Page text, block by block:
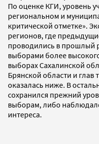
По оценке КГИ, уровень
региональном и
критической отметке».
регионов, где
проводились в прошлый
выборами более
выборах Сахалинской
Брянской области и глав
оказалась ниже. В
сохранился прежний
выборам, либо
интереса.